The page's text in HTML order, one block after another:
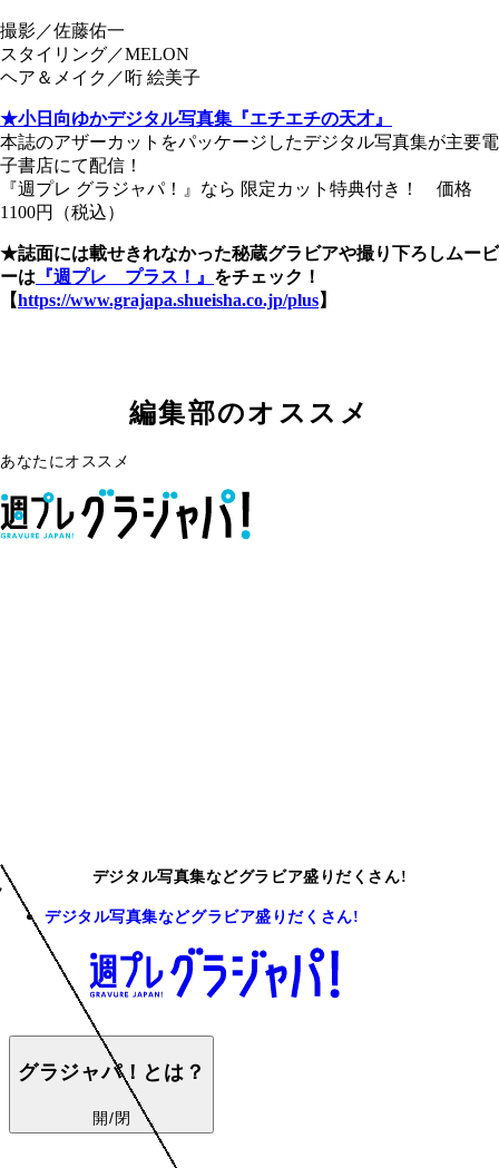
撮影／佐藤佑一
スタイリング／MELON
ヘア＆メイク／哘 絵美子
★小日向ゆかデジタル写真集『エチエチの天才』
本誌のアザーカットをパッケージしたデジタル写真集が主要電
子書店にて配信！
『週プレ グラジャパ！』なら 限定カット特典付き！ 価格
1100円（税込）
★誌面には載せきれなかった秘蔵グラビアや撮り下ろしムービ
ーは 『週プレ プラス！』 をチェック！
【https://www.grajapa.shueisha.co.jp/plus】
編集部のオススメ
あなたにオススメ
デジタル写真集などグラビア盛りだくさん!
デジタル写真集などグラビア盛りだくさん!
グラジャパ！とは？
開/閉